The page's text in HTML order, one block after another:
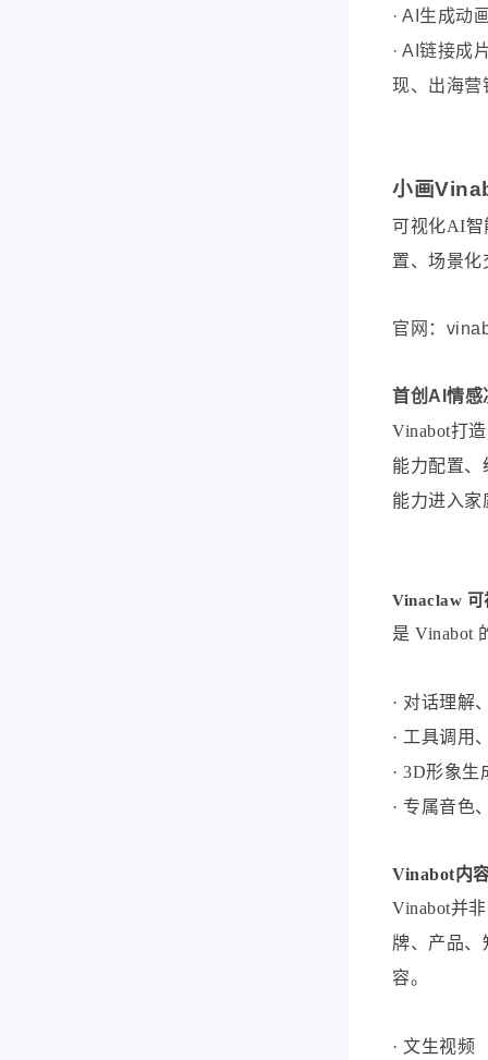
· AI生成动
· AI链接成
现、出海营
小画
可视化AI智
置、场景化
官网：
首创AI情感
Vinabot打
能力配置、
能力进入家
Vinaclaw
是 Vinabot
· 对话理解
· 工具调用
· 3D形象
· 专属音色
Vinabot内
Vinabot并
牌、产品、
容。
· 文生视频